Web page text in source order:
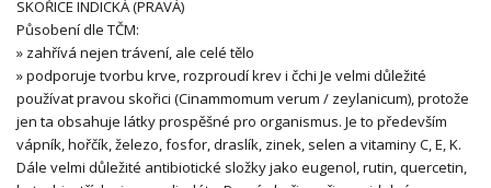
SKOŘICE INDICKÁ (PRAVÁ)
Působení dle TČM:
» zahřívá nejen trávení, ale celé tělo
» podporuje tvorbu krve, rozproudí krev i čchi Je velmi důležité
používat pravou skořici (Cinammomum verum / zeylanicum), protože
jen ta obsahuje látky prospěšné pro organismus. Je to především
vápník, hořčík, železo, fosfor, draslík, zinek, selen a vitaminy C, E, K.
Dále velmi důležité antibiotické složky jako eugenol, rutin, quercetin,